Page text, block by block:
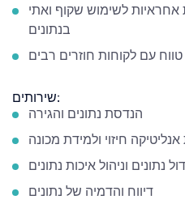
לשימוש שקוף ואתי
בנתונים
עם לקוחות חוזרים רבים
שירותים:
הנדסת נתונים והגירה
חיזוי ולמידת מכונה
נתונים וניהול איכות נתונים
דיווח והדמיה של נתונים